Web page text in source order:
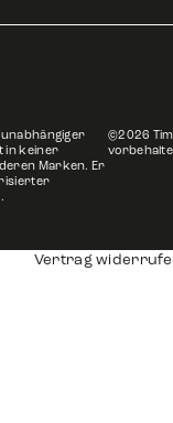
unabhängiger
in keiner
Marken. Er
©2026
Vertrag